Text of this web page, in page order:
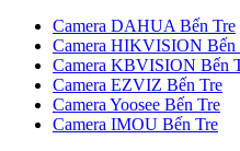
Camera DAHUA Bến Tre
Camera HIKVISION Bến
Camera KBVISION Bến
Camera EZVIZ Bến Tre
Camera Yoosee Bến Tre
Camera IMOU Bến Tre